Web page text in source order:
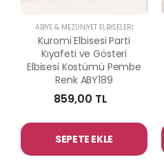
ABİYE & MEZUNİYET ELBİSELERİ
Kuromi Elbisesi Parti
Kıyafeti ve Gösteri
Elbisesi Kostümü Pembe
Renk ABY189
859,00 TL
SEPETE EKLE